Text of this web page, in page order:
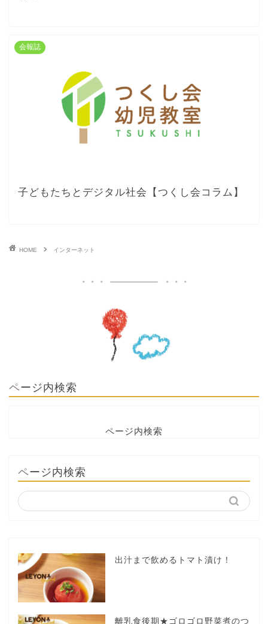
会報誌
子どもたちとデジタル社会【つくし会コラム】
HOME インターネット
ページ内検索
ページ内検索
ページ内検索
出汁まで飲めるトマト漬け！
離乳食後期★ゴロゴロ野菜煮のつ